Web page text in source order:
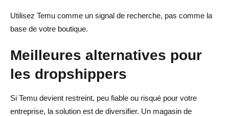
Utilisez Temu comme un signal de recherche, pas comme la
base de votre boutique.
Meilleures alternatives pour
les dropshippers
Si Temu devient restreint, peu fiable ou risqué pour votre
entreprise, la solution est de diversifier. Un magasin de